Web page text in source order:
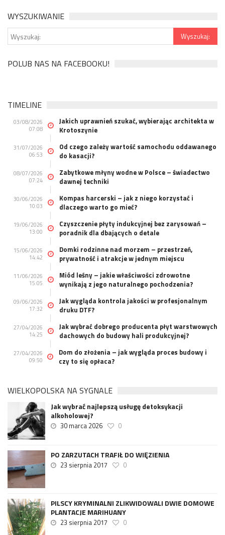
WYSZUKIWANIE
POLUB NAS NA FACEBOOKU!
TIMELINE
03/08/2026
07:08
Jakich uprawnień szukać, wybierając architekta w
Krotoszynie
31/07/2026
06:53
Od czego zależy wartość samochodu oddawanego
do kasacji?
08/07/2026
07:24
Zabytkowe młyny wodne w Polsce – świadectwo
dawnej techniki
30/06/2026
10:03
Kompas harcerski – jak z niego korzystać i
dlaczego warto go mieć?
19/06/2026
13:00
Czyszczenie płyty indukcyjnej bez zarysowań –
poradnik dla dbających o detale
15/06/2026
14:42
Domki rodzinne nad morzem – przestrzeń,
prywatność i atrakcje w jednym miejscu
11/06/2026
15:05
Miód leśny – jakie właściwości zdrowotne
wynikają z jego naturalnego pochodzenia?
09/06/2026
17:32
Jak wygląda kontrola jakości w profesjonalnym
druku DTF?
27/04/2026
14:25
Jak wybrać dobrego producenta płyt warstwowych
dachowych do budowy hali produkcyjnej?
27/04/2026
09:50
Dom do złożenia – jak wygląda proces budowy i
czy to się opłaca?
WIELKOPOLSKA NA SYGNALE
Jak wybrać najlepszą usługę detoksykacji
alkoholowej?
30 marca 2026 0
PO ZARZUTACH TRAFIŁ DO WIĘZIENIA
23 sierpnia 2017 0
PILSCY KRYMINALNI ZLIKWIDOWALI DWIE DOMOWE
PLANTACJE MARIHUANY
23 sierpnia 2017 0